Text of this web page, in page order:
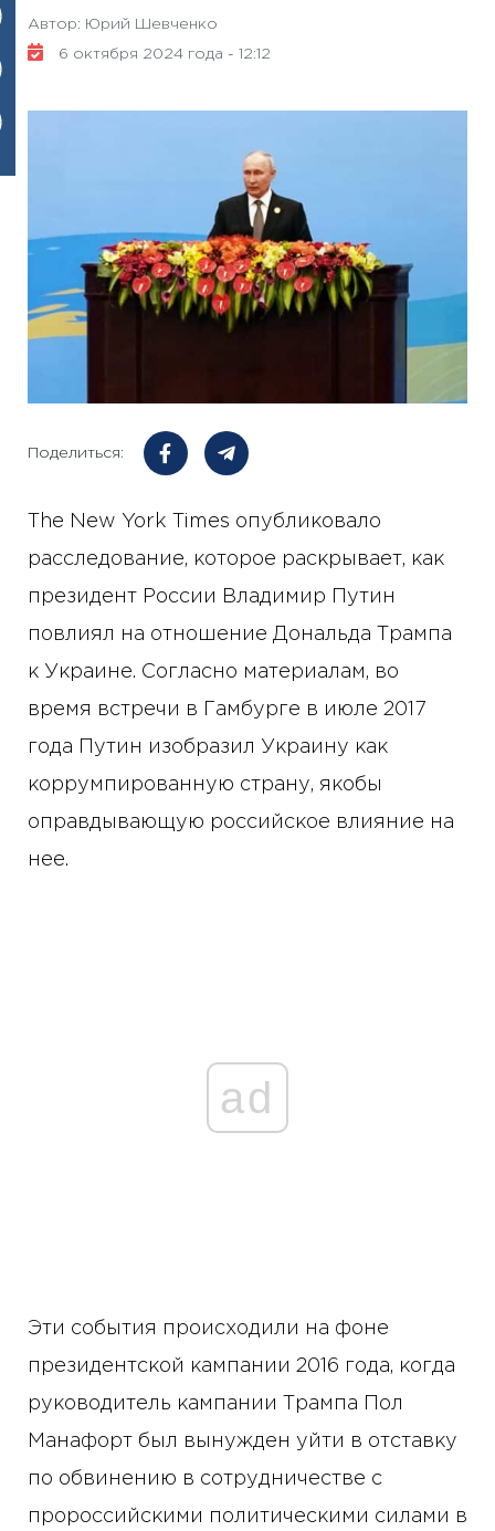
Автор: Юрий Шевченко
6 октября 2024 года - 12:12
Поделиться:
The New York Times опубликовало
расследование, которое раскрывает, как
президент России Владимир Путин
повлиял на отношение Дональда Трампа
к Украине. Согласно материалам, во
время встречи в Гамбурге в июле 2017
года Путин изобразил Украину как
коррумпированную страну, якобы
оправдывающую российское влияние на
нее.
ad
Эти события происходили на фоне
президентской кампании 2016 года, когда
руководитель кампании Трампа Пол
Манафорт был вынужден уйти в отставку
по обвинению в сотрудничестве с
пророссийскими политическими силами в